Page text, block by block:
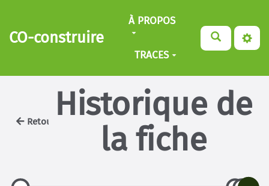
Aller au contenu principal
CO-construire
À PROPOS
TRACES
Retour
Historique de
la fiche